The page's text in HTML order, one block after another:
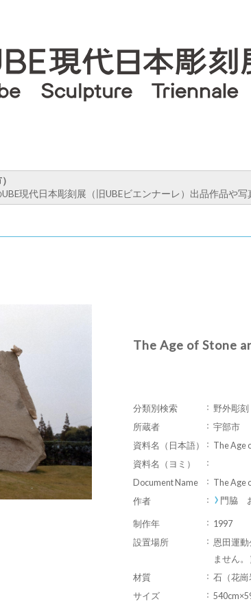
現代日本彫刻展（旧UBEビエンナーレ）出品作品や写
The Age of Stone
分類別検索
野外彫刻
所蔵者
宇部市
資料名（日本語）
The Age
資料名（ヨミ）
Document Name
The Age
作者
門脇
制作年
1997
設置場所
恩田運
ません。
材質
石（花崗
サイズ